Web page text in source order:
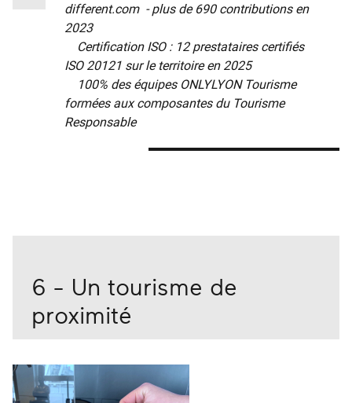
different.com- plus de 690 contributions en
2023
Certification ISO : 12 prestataires certifiés
ISO 20121 sur le territoire en 2025
100% des équipes ONLYLYON Tourisme
formées aux composantes du Tourisme
Responsable
6 - Un tourisme de
proximité